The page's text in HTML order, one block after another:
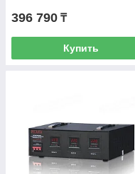
396 790 ₸
Купить